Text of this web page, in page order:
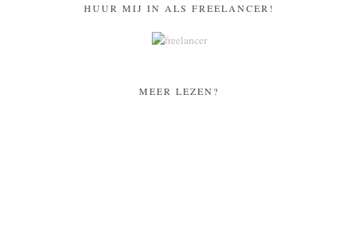
HUUR MIJ IN ALS FREELANCER!
MEER LEZEN?